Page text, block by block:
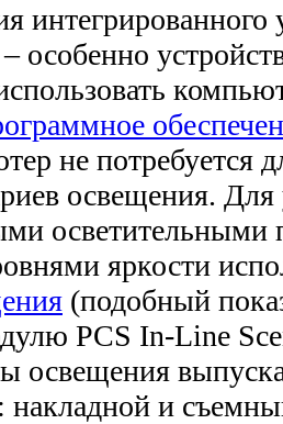
осо­бенно
не потребуется
освещения. Для
осветительными
яркости
(подобный
PCS In-Line
осве­щения
и